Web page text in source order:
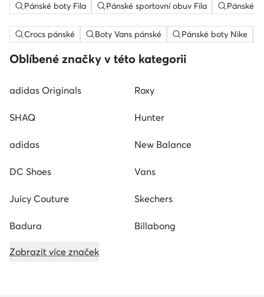
Pánské boty Fila Pánské sportovní obuv Fila Pánské
Crocs pánské Boty Vans pánské Pánské boty Nike
Oblíbené značky v této kategorii
adidas Originals Roxy
SHAQ Hunter
adidas New Balance
DC Shoes Vans
Juicy Couture Skechers
Badura Billabong
Zobrazit více značek